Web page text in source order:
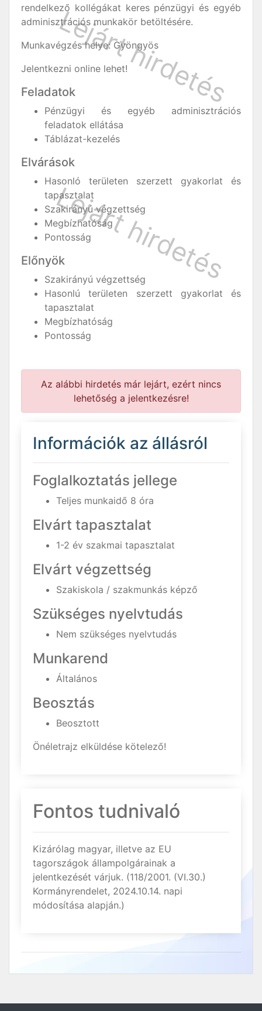
rendelkező kollégákat keres pénzügyi és egyéb
adminisztrációs munkakör betöltésére.
Munkavégzés helye: Gyöngyös
Jelentkezni online lehet!
Feladatok
Pénzügyi és egyéb adminisztrációs
feladatok ellátása
Táblázat-kezelés
Elvárások
Hasonló területen szerzett gyakorlat és
tapasztalat
Szakirányú végzettség
Megbízhatóság
Pontosság
Előnyök
Szakirányú végzettség
Hasonlú területen szerzett gyakorlat és
tapasztalat
Megbízhatóság
Pontosság
Az alábbi hirdetés már lejárt, ezért nincs
lehetőség a jelentkezésre!
Információk az állásról
Foglalkoztatás jellege
Teljes munkaidő 8 óra
Elvárt tapasztalat
1-2 év szakmai tapasztalat
Elvárt végzettség
Szakiskola / szakmunkás képző
Szükséges nyelvtudás
Nem szükséges nyelvtudás
Munkarend
Általános
Beosztás
Beosztott
Önéletrajz elküldése kötelező!
Fontos tudnivaló
Kizárólag magyar, illetve az EU
tagországok állampolgárainak a
jelentkezését várjuk. (118/2001. (VI.30.)
Kormányrendelet, 2024.10.14. napi
módosítása alapján.)